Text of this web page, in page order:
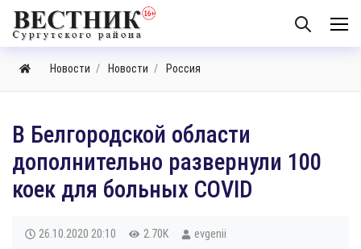
Новости Новости Россия
​В Белгородской области
дополнительно развернули 100
коек для больных COVID
26.10.2020 20:10 2.70K evgenii